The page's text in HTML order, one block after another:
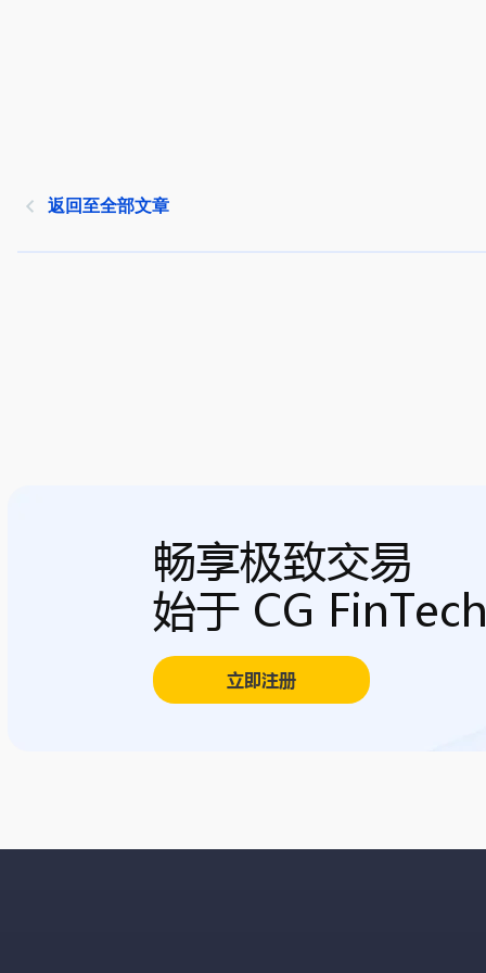
返回至全部文章
畅享极致交易
始于 CG
立即注册